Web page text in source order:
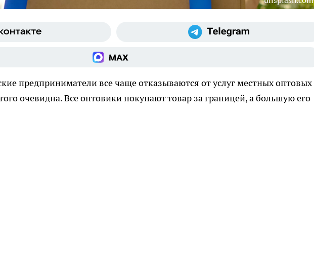
предприниматели все чаще отказываются от услуг местных оптовых
очевидна. Все оптовики покупают товар за границей, а большую его